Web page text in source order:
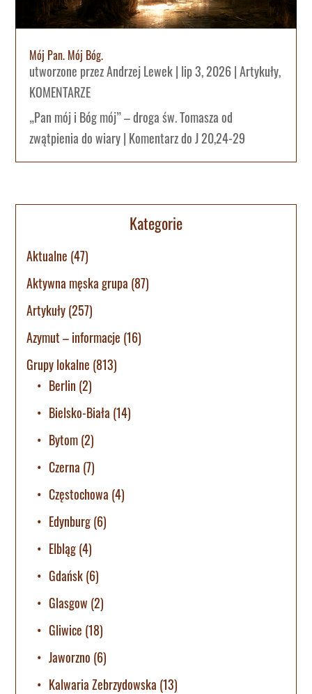
Mój Pan. Mój Bóg.
utworzone przezAndrzej Lewek| lip 3, 2026|Artykuły,
KOMENTARZE
„Pan mój i Bóg mój” – droga św. Tomasza od
zwątpienia do wiary | Komentarz do J 20,24-29
Kategorie
Aktualne (47)
Aktywna męska grupa (87)
Artykuły(257)
Azymut – informacje (16)
Grupy lokalne (813)
Berlin (2)
Bielsko-Biała (14)
Bytom(2)
Czerna (7)
Częstochowa (4)
Edynburg(6)
Elbląg(4)
Gdańsk(6)
Glasgow (2)
Gliwice (18)
Jaworzno (6)
Kalwaria Zebrzydowska (13)